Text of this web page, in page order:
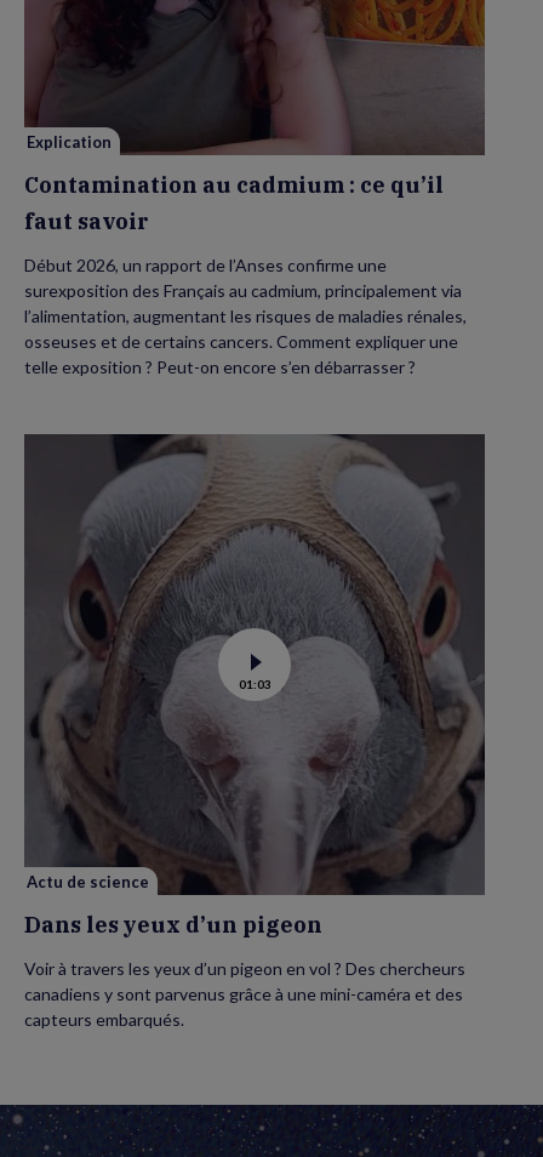
au
cadmium :
ce
savoir
Explication
Contamination au cadmium : ce qu’il
faut savoir
Début 2026, un rapport de l’Anses confirme une
surexposition des Français au cadmium, principalement via
l’alimentation, augmentant les risques de maladies rénales,
osseuses et de certains cancers. Comment expliquer une
telle exposition ? Peut-on encore s’en débarrasser ?
Voir
la
vidéo
01:03
Actu de science
Dans les yeux d’un pigeon
Voir à travers les yeux d’un pigeon en vol ? Des chercheurs
canadiens y sont parvenus grâce à une mini-caméra et des
capteurs embarqués.